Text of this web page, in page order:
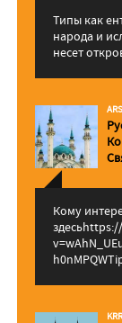
Типы как
народа и
несет
Кому